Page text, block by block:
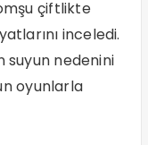
çiftlikte
inceledi.
suyun nedenini
oyunlarla